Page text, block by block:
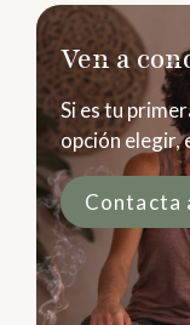
Ven a
Si es tu
opción elegir,
Contacta